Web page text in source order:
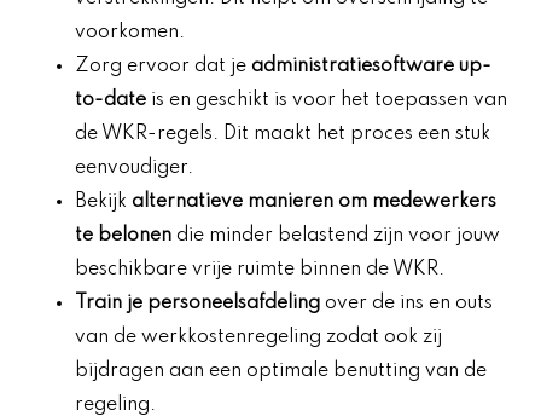
voorkomen.
Zorg ervoor dat je administratiesoftware up-
to-date is en geschikt is voor het toepassen van
de WKR-regels. Dit maakt het proces een stuk
eenvoudiger.
Bekijk alternatieve manieren om medewerkers
te belonen die minder belastend zijn voor jouw
beschikbare vrije ruimte binnen de WKR.
Train je personeelsafdeling over de ins en outs
van de werkkostenregeling zodat ook zij
bijdragen aan een optimale benutting van de
regeling.